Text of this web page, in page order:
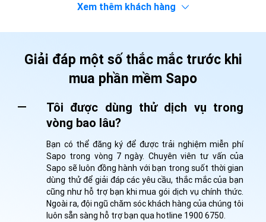
Xem thêm khách hàng
Giải đáp một số thắc mắc trước khi
mua phần mềm Sapo
Tôi được dùng thử dịch vụ trong
vòng bao lâu?
Bạn có thể đăng ký để được trải nghiệm miễn phí
Sapo trong vòng 7 ngày. Chuyên viên tư vấn của
Sapo sẽ luôn đồng hành với bạn trong suốt thời gian
dùng thử để giải đáp các yêu cầu, thắc mắc của bạn
cũng như hỗ trợ bạn khi mua gói dịch vụ chính thức.
Ngoài ra, đội ngũ chăm sóc khách hàng của chúng tôi
luôn sẵn sàng hỗ trợ bạn qua hotline 1900 6750.